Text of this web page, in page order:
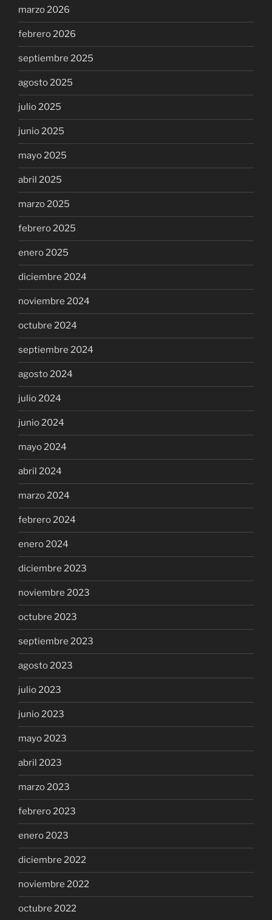
marzo 2026
febrero 2026
septiembre 2025
agosto 2025
julio 2025
junio 2025
mayo 2025
abril 2025
marzo 2025
febrero 2025
enero 2025
diciembre 2024
noviembre 2024
octubre 2024
septiembre 2024
agosto 2024
julio 2024
junio 2024
mayo 2024
abril 2024
marzo 2024
febrero 2024
enero 2024
diciembre 2023
noviembre 2023
octubre 2023
septiembre 2023
agosto 2023
julio 2023
junio 2023
mayo 2023
abril 2023
marzo 2023
febrero 2023
enero 2023
diciembre 2022
noviembre 2022
octubre 2022